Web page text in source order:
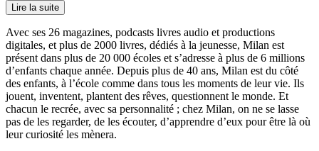
Lire la suite
Avec ses 26 magazines, podcasts livres audio et productions
digitales, et plus de 2000 livres, dédiés à la jeunesse, Milan est
présent dans plus de 20 000 écoles et s’adresse à plus de 6 millions
d’enfants chaque année. Depuis plus de 40 ans, Milan est du côté
des enfants, à l’école comme dans tous les moments de leur vie. Ils
jouent, inventent, plantent des rêves, questionnent le monde. Et
chacun le recrée, avec sa personnalité ; chez Milan, on ne se lasse
pas de les regarder, de les écouter, d’apprendre d’eux pour être là où
leur curiosité les mènera.